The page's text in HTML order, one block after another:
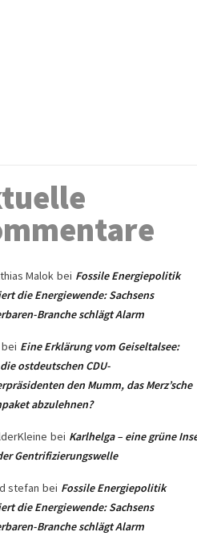
Malok bei Fossile Energiepolitik
die Energiewende: Sachsens
Branche schlägt Alarm
bei Eine Erklärung vom Geiseltalsee:
ostdeutschen CDU-
den Mumm, das Merz’sche
abzulehnen?
bei Karlhelga – eine grüne
Gentrifizierungswelle
stefan bei Fossile Energiepolitik
die Energiewende: Sachsens
Branche schlägt Alarm